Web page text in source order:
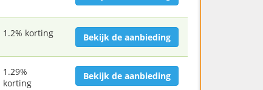
1.2% korting Bekijk de aanbieding
1.29%
korting
Bekijk de aanbieding